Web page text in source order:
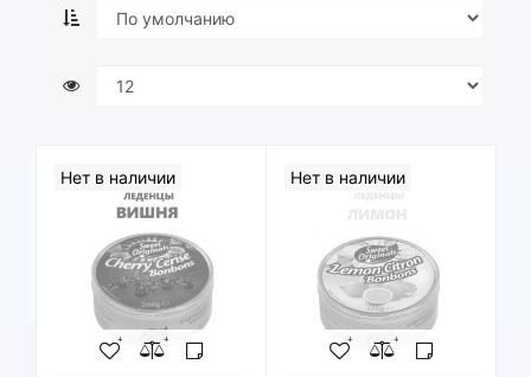
Нет в наличии Нет в наличии